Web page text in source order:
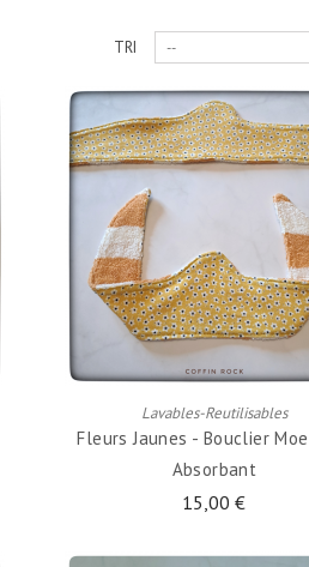
TRI --
Lavables-Reutilisables
Fleurs Jaunes - Bouclier
Absorbant
15,00 €
AJOUTER AU PANIER